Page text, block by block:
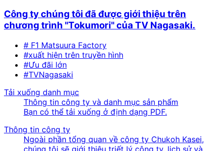
Công ty chúng tôi đã được giới thiệu trên
chương trình "Tokumori" của TV Nagasaki.
# F1 Matsuura Factory
#xuất hiện trên truyền hình
#Ưu đãi lớn
#TVNagasaki
Tải xuống danh mục
Thông tin công ty và danh mục sản phẩm
Bạn có thể tải xuống ở định dạng PDF.
Thông tin công ty
Ngoài phần tổng quan về công ty Chukoh Kasei,
chúng tôi sẽ giới thiệu triết lý công ty, lịch sử và